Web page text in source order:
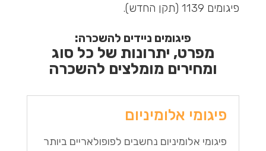
פיגומים 1139 (תקן החדש).
פיגומים ניידים להשכרה:
מפרט, יתרונות של כל סוג
ומחירים מומלצים להשכרה
פיגומי אלומיניום
פיגומי אלומיניום נחשבים לפופולאריים ביותר